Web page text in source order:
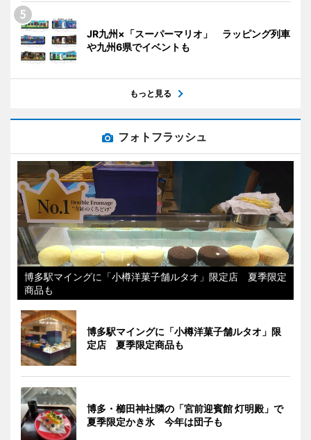
JR九州×「スーパーマリオ」 ラッピング列車
や九州6県でイベントも
もっと見る
フォトフラッシュ
博多駅マイングに「小樽洋菓子舗ルタオ」限定店 夏季限定
商品も
博多駅マイングに「小樽洋菓子舗ルタオ」限
定店 夏季限定商品も
博多・櫛田神社隣の「宮前迎賓館 灯明殿」で
夏季限定かき氷 今年は団子も